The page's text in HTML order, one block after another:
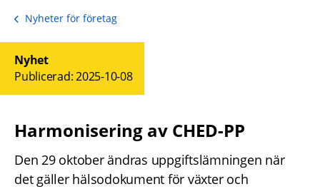
Nyheter för företag
Nyhet
Publicerad: 2025-10-08
Harmonisering av CHED-PP
Den 29 oktober ändras uppgiftslämningen när
det gäller hälsodokument för växter och